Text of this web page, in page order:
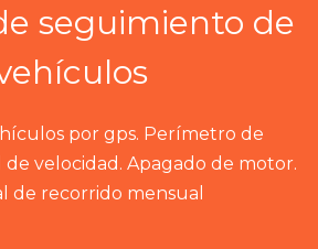
seguimiento de
por gps. Perímetro de
velocidad. Apagado de motor.
de recorrido mensual